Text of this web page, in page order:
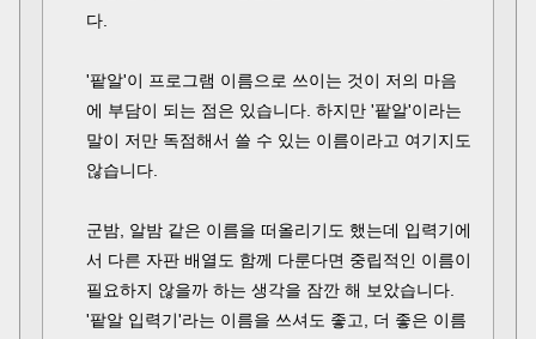
다.
'팥알'이 프로그램 이름으로 쓰이는 것이 저의 마음
에 부담이 되는 점은 있습니다. 하지만 '팥알'이라는
말이 저만 독점해서 쓸 수 있는 이름이라고 여기지도
않습니다.
군밤, 알밤 같은 이름을 떠올리기도 했는데 입력기에
서 다른 자판 배열도 함께 다룬다면 중립적인 이름이
필요하지 않을까 하는 생각을 잠깐 해 보았습니다.
'팥알 입력기'라는 이름을 쓰셔도 좋고, 더 좋은 이름